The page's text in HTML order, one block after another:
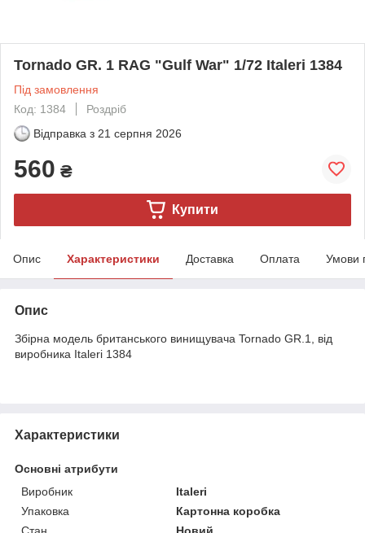
Tornado GR. 1 RAG "Gulf War" 1/72 Italeri 1384
Під замовлення
Код: 1384
Роздріб
Відправка з 21 серпня 2026
560 ₴
Купити
Опис Характеристики Доставка Оплата Умови
Опис
Збірна модель британського винищувача Tornado GR.1, від
виробника Italeri 1384
Характеристики
Основні атрибути
Виробник
Italeri
Упаковка
Картонна коробка
Стан
Новий